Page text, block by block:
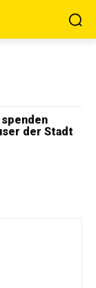
der Stadt